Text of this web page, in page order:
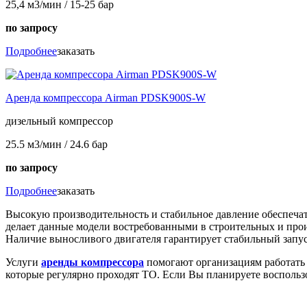
25,4 м3/мин / 15-25 бар
по запросу
Подробнеезаказать
Аренда компрессора Airman PDSK900S-W
дизельный компрессор
25.5 м3/мин / 24.6 бар
по запросу
Подробнеезаказать
Высокую производительность и стабильное давление
делает данные модели востребованными в строительных и
Наличие выносливого двигателя гарантирует стабильный
Услуги аренды компрессора помогают организациям
которые регулярно проходят ТО. Если Вы планируете